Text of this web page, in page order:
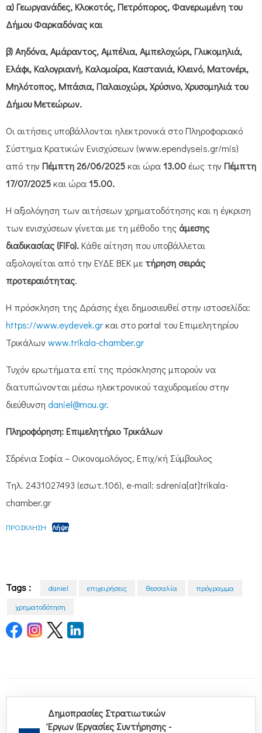
α) Γεωργανάδες, Κλοκοτός, Πετρόπορος, Φανερωμένη του
Δήμου Φαρκαδόνας και
β) Αηδόνα, Αμάραντος, Αμπέλια, Αμπελοχώρι, Γλυκομηλιά,
Ελάφι, Καλογριανή, Καλομοίρα, Καστανιά, Κλεινό, Ματονέρι,
Μηλότοπος, Μπάσια, Παλαιοχώρι, Χρύσινο, Χρυσομηλιά του
Δήμου Μετεώρων.
Οι αιτήσεις υποβάλλονται ηλεκτρονικά στο Πληροφοριακό
Σύστημα Κρατικών Ενισχύσεων (www.ependyseis.gr/mis)
από την Πέμπτη 26/06/2025και ώρα13.00 έως την Πέμπτη
17/07/2025και ώρα15.00.
Η αξιολόγηση των αιτήσεων χρηματοδότησης και η έγκριση
των ενισχύσεων γίνεται με τη μέθοδο της άμεσης
διαδικασίας (FiFo).Κάθε αίτηση που υποβάλλεται
αξιολογείται από την ΕΥΔΕ ΒΕΚ με τήρηση σειράς
προτεραιότητας.
Η πρόσκληση της Δράσης έχει δημοσιευθεί στην ιστοσελίδα:
https://www.eydevek.grκαι στο portal του Επιμελητηρίου
Τρικάλων www.trikala-chamber.gr
Τυχόν ερωτήματα επί της πρόσκλησης μπορούν να
διατυπώνονται μέσω ηλεκτρονικού ταχυδρομείου στην
διεύθυνση daniel@mou.gr.
Πληροφόρηση: Επιμελητήριο Τρικάλων
Σδρένια Σοφία – Οικονομολόγος, Επιχ/κή Σύμβουλος
Τηλ. 2431027493 (εσωτ.106), e-mail: sdrenia[at]trikala-
chamber.gr
ΠΡΟΣΚΛΗΣΗ Λήψη
Tags : daniel επιχειρήσεις θεσσαλία
πρόγραμμα
χρηματοδότηση
Δημοπρασίες Στρατιωτικών
Έργων (Εργασίες Συντήρησης -